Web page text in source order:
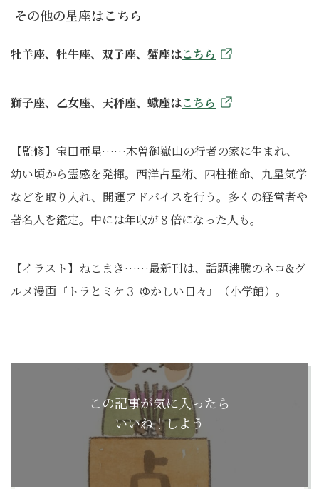
その他の星座はこちら
牡羊座、牡牛座、双子座、蟹座はこちら
獅子座、乙女座、天秤座、蠍座はこちら
【監修】宝田亜星……木曽御嶽山の行者の家に生まれ、
幼い頃から霊感を発揮。西洋占星術、四柱推命、九星気学
などを取り入れ、開運アドバイスを行う。多くの経営者や
著名人を鑑定。中には年収が８倍になった人も。
【イラスト】ねこまき……最新刊は、話題沸騰のネコ&グ
ルメ漫画『トラとミケ３ ゆかしい日々』（小学館）。
この記事が気に入ったら
いいね！しよう